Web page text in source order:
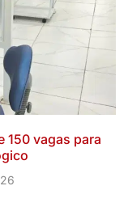
150 vagas para